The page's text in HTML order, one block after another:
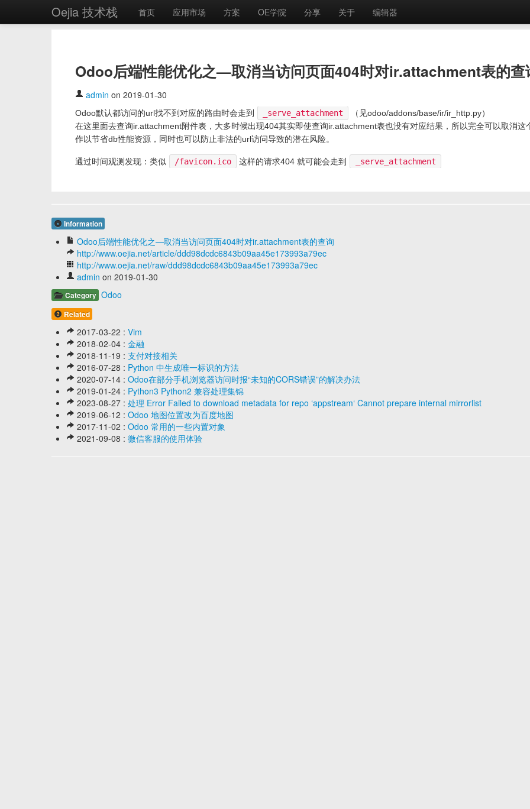
Oejia 技术栈 首页 应用市场 方案 OE学院 分享 关于 编辑器
Odoo后端性能优化之—取消当访问页面404时对ir.attachment表的查
admin on 2019-01-30
Odoo默认都访问的url找不到对应的路由时会走到 _serve_attachment
（见odoo/addons/base/ir/ir_http.py）
在这里面去查询ir.attachment附件表，大多时候出现404其实即使查询ir.attachment表也没有对应结果，所以完全可以取消这
作以节省db性能资源，同时也可以防止非法的url访问导致的潜在风险。
通过时间观测发现：类似 /favicon.ico 这样的请求404 就可能会走到 _serve_attachment
Information
Odoo后端性能优化之—取消当访问页面404时对ir.attachment表的查询
http://www.oejia.net/article/ddd98dcdc6843b09aa45e173993a79ec
http://www.oejia.net/raw/ddd98dcdc6843b09aa45e173993a79ec
admin on 2019-01-30
Category Odoo
Related
2017-03-22 : Vim
2018-02-04 : 金融
2018-11-19 : 支付对接相关
2016-07-28 : Python 中生成唯一标识的方法
2020-07-14 : Odoo在部分手机浏览器访问时报“未知的CORS错误”的解决办法
2019-01-24 : Python3 Python2 兼容处理集锦
2023-08-27 : 处理 Error Failed to download metadata for repo ‘appstream‘ Cannot prepare internal mirrorlist
2019-06-12 : Odoo 地图位置改为百度地图
2017-11-02 : Odoo 常用的一些内置对象
2021-09-08 : 微信客服的使用体验